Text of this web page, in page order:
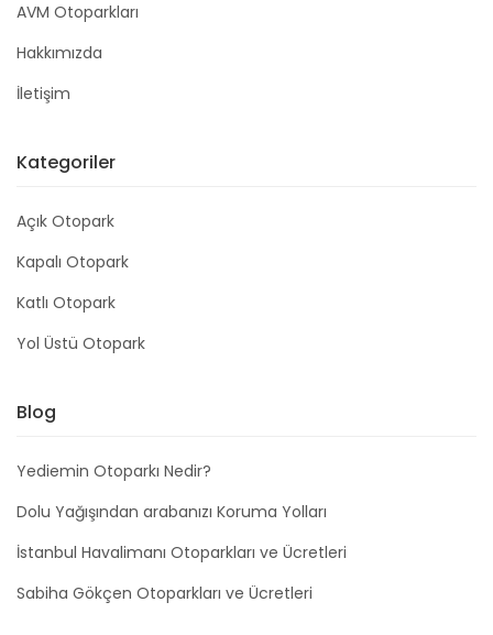
AVM Otoparkları
Hakkımızda
İletişim
Kategoriler
Açık Otopark
Kapalı Otopark
Katlı Otopark
Yol Üstü Otopark
Blog
Yediemin Otoparkı Nedir?
Dolu Yağışından arabanızı Koruma Yolları
İstanbul Havalimanı Otoparkları ve Ücretleri
Sabiha Gökçen Otoparkları ve Ücretleri